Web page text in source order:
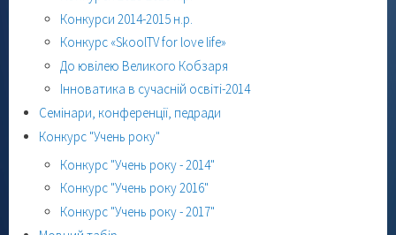
Конкурси 2014-2015 н.р.
Конкурс «SkoolTV for love life»
До ювілею Великого Кобзаря
Інноватика в сучасній освіті-2014
Семінари, конференції, педради
Конкурс "Учень року"
Конкурс "Учень року - 2014"
Конкурс "Учень року 2016"
Конкурс "Учень року - 2017"